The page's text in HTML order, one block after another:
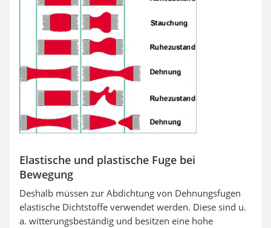
Elastische und plastische Fuge bei
Bewegung
Deshalb müssen zur Abdichtung von Dehnungsfugen
elastische Dichtstoffe verwendet werden. Diese sind u.
a. witterungsbeständig und besitzen eine hohe